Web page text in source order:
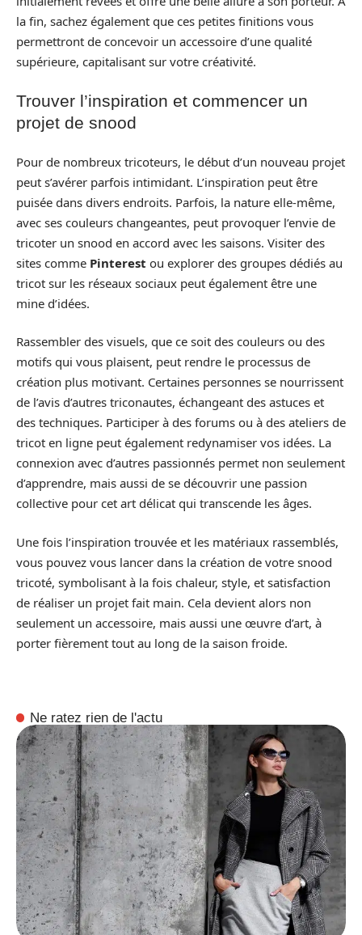
la fin, sachez également que ces petites finitions vous
permettront de concevoir un accessoire d’une qualité
supérieure, capitalisant sur votre créativité.
Trouver l’inspiration et commencer un
projet de snood
Pour de nombreux tricoteurs, le début d’un nouveau projet
peut s’avérer parfois intimidant. L’inspiration peut être
puisée dans divers endroits. Parfois, la nature elle-même,
avec ses couleurs changeantes, peut provoquer l’envie de
tricoter un snood en accord avec les saisons. Visiter des
sites comme Pinterest ou explorer des groupes dédiés au
tricot sur les réseaux sociaux peut également être une
mine d’idées.
Rassembler des visuels, que ce soit des couleurs ou des
motifs qui vous plaisent, peut rendre le processus de
création plus motivant. Certaines personnes se nourrissent
de l’avis d’autres triconautes, échangeant des astuces et
des techniques. Participer à des forums ou à des ateliers de
tricot en ligne peut également redynamiser vos idées. La
connexion avec d’autres passionnés permet non seulement
d’apprendre, mais aussi de se découvrir une passion
collective pour cet art délicat qui transcende les âges.
Une fois l’inspiration trouvée et les matériaux rassemblés,
vous pouvez vous lancer dans la création de votre snood
tricoté, symbolisant à la fois chaleur, style, et satisfaction
de réaliser un projet fait main. Cela devient alors non
seulement un accessoire, mais aussi une œuvre d’art, à
porter fièrement tout au long de la saison froide.
Ne ratez rien de l'actu